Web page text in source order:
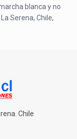
blanca y no
Serena, Chile,
Chile